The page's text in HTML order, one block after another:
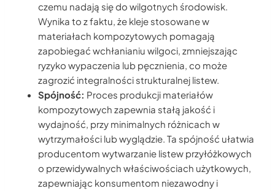
czemu nadają się do wilgotnych środowisk.
Wynika to z faktu, że kleje stosowane w
materiałach kompozytowych pomagają
zapobiegać wchłanianiu wilgoci, zmniejszając
ryzyko wypaczenia lub pęcznienia, co może
zagrozić integralności strukturalnej listew.
Spójność: Proces produkcji materiałów
kompozytowych zapewnia stałą jakość i
wydajność, przy minimalnych różnicach w
wytrzymałości lub wyglądzie. Ta spójność ułatwia
producentom wytwarzanie listew przyłóżkowych
o przewidywalnych właściwościach użytkowych,
zapewniając konsumentom niezawodny i